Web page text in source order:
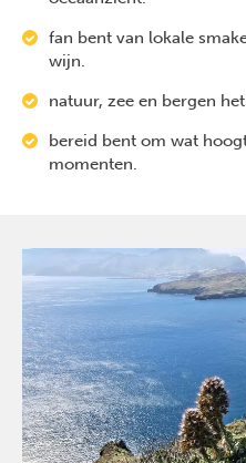
fan bent van lokale
wijn.
natuur, zee en bergen
bereid bent om wat
momenten.